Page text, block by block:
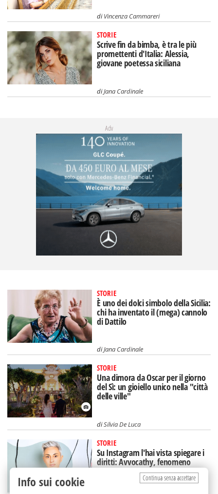
diVincenza Cammareri
STORIE
Scrive fin da bimba, è tra le più
promettenti d'Italia: Alessia,
giovane poetessa siciliana
diJana Cardinale
Adv
STORIE
È uno dei dolci simbolo della Sicilia:
chi ha inventato il (mega) cannolo
di Dattilo
diJana Cardinale
STORIE
Una dimora da Oscar per il giorno
del Sì: un gioiello unico nella "città
delle ville"
diSilvia De Luca
STORIE
Su Instagram l'hai vista spiegare i
diritti: Avvocathy, fenomeno
(siciliano) sui social
Continua senza accettare
Info sui cookie